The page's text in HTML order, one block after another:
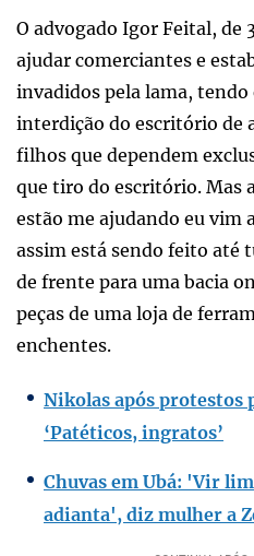
O advogado Igor Feital, de
ajudar comerciantes e
invadidos pela lama,
interdição do escritório de
filhos que dependem
que tiro do escritório. Mas
estão me ajudando eu vim
assim está sendo feito até
de frente para uma bacia
peças de uma loja de
enchentes.
Nikolas após protestos
‘Patéticos, ingratos’
Chuvas em Ubá: 'Vir
adianta', diz mulher a